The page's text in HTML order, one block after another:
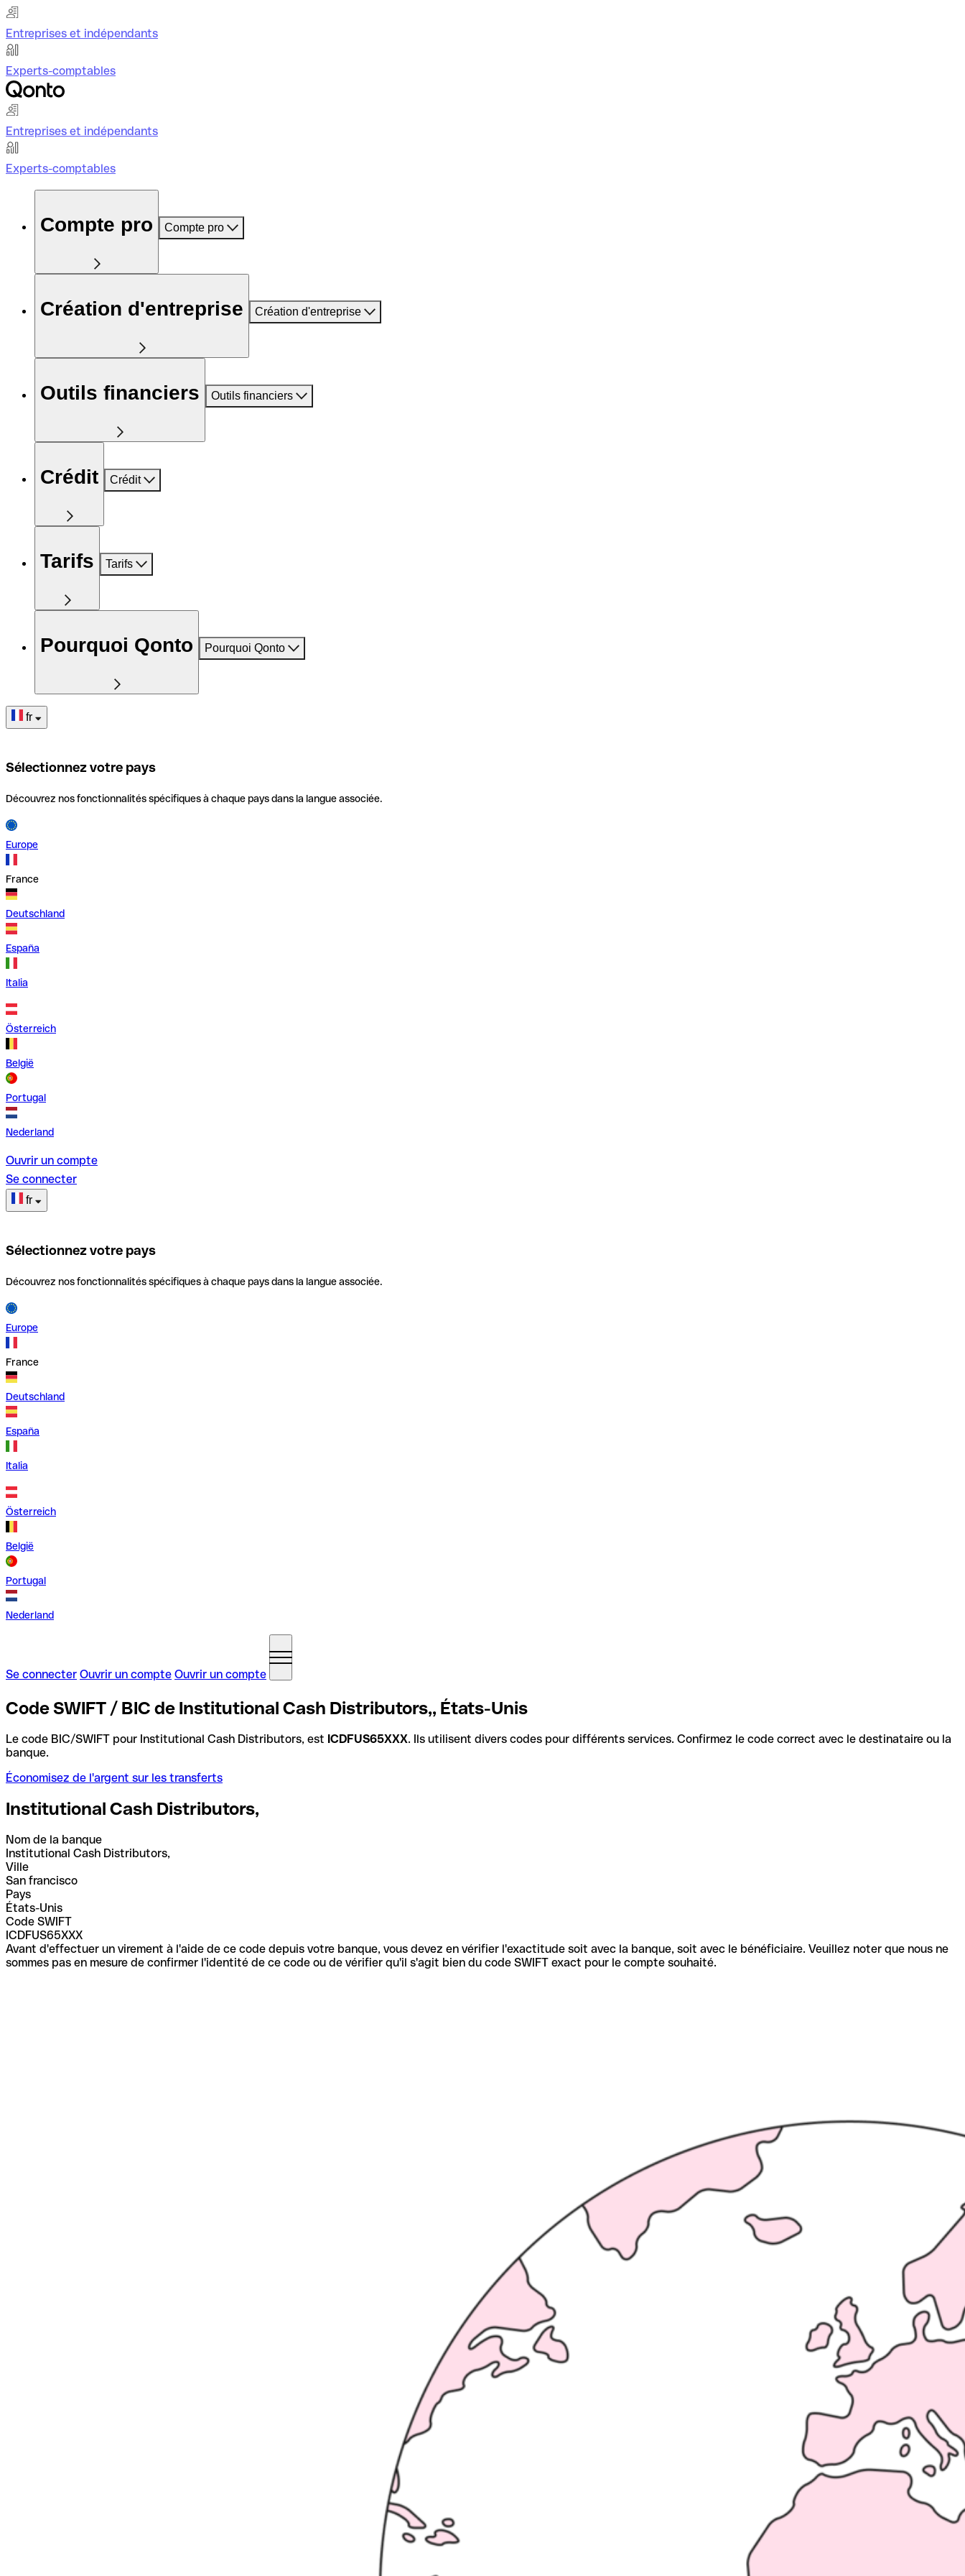
Entreprises et indépendants
Experts-comptables
Entreprises et indépendants
Experts-comptables
Compte pro Compte pro
Création d'entreprise Création d'entreprise
Outils financiers Outils financiers
Crédit Crédit
Tarifs Tarifs
Pourquoi Qonto Pourquoi Qonto
fr
Sélectionnez votre pays
Découvrez nos fonctionnalités spécifiques à chaque pays dans la langue associée.
Europe
France
Deutschland
España
Italia
Österreich
België
Portugal
Nederland
Ouvrir un compte
Se connecter
fr
Sélectionnez votre pays
Découvrez nos fonctionnalités spécifiques à chaque pays dans la langue associée.
Europe
France
Deutschland
España
Italia
Österreich
België
Portugal
Nederland
Se connecter Ouvrir un compte Ouvrir un compte
Code SWIFT / BIC de Institutional Cash Distributors,, États-Unis
Le code BIC/SWIFT pour Institutional Cash Distributors, est ICDFUS65XXX. Ils utilisent divers codes pour différents services. Confirmez le code correct avec le destinataire ou la
banque.
Économisez de l'argent sur les transferts
Institutional Cash Distributors,
Nom de la banque
Institutional Cash Distributors,
Ville
San francisco
Pays
États-Unis
Code SWIFT
ICDFUS65XXX
Avant d'effectuer un virement à l'aide de ce code depuis votre banque, vous devez en vérifier l'exactitude soit avec la banque, soit avec le bénéficiaire. Veuillez noter que nous ne
sommes pas en mesure de confirmer l'identité de ce code ou de vérifier qu'il s'agit bien du code SWIFT exact pour le compte souhaité.